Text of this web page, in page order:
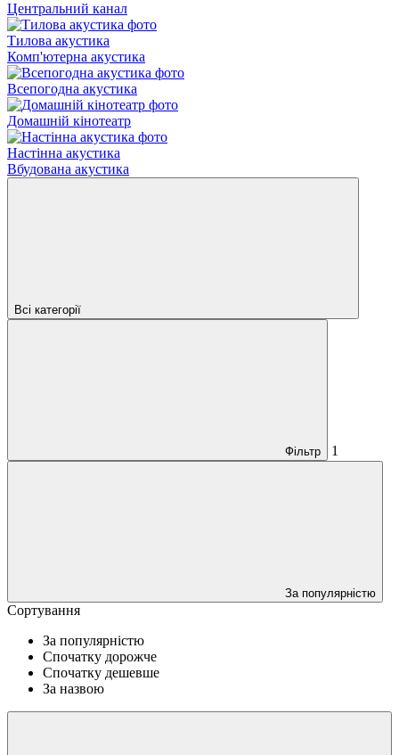
Центральний канал
Тилова акустика
Комп'ютерна акустика
Всепогодна акустика
Домашній кінотеатр
Настінна акустика
Вбудована акустика
Всі категорії
Фільтр 1
За популярністю
Сортування
За популярністю
Спочатку дорожче
Спочатку дешевше
За назвою